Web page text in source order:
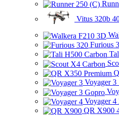
Vitus 320b
Furious
Voyager 3
Voyager 4
QR X900